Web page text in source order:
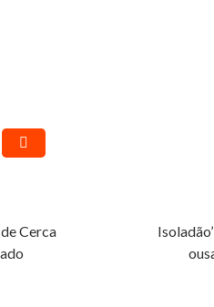
Cerca